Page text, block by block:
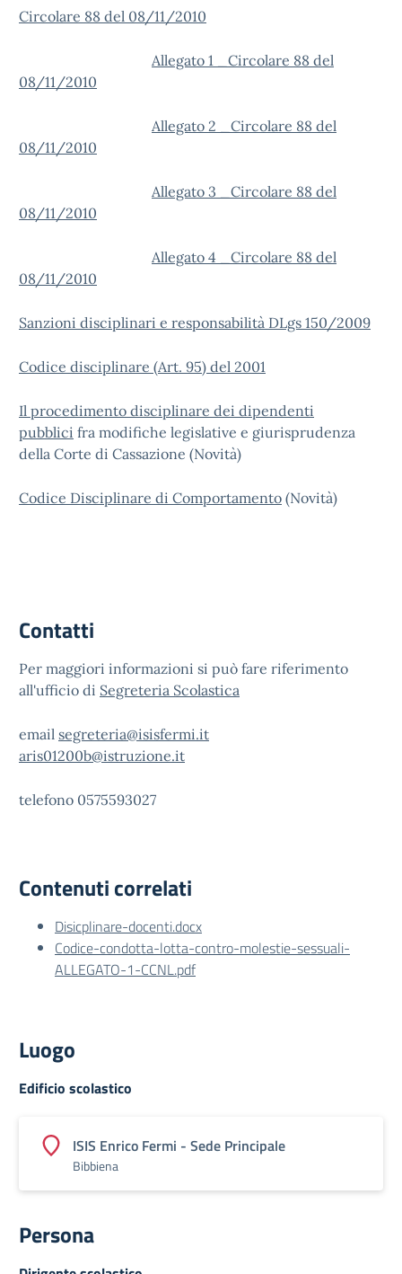
Circolare 88 del 08/11/2010
Allegato 1 _Circolare 88 del
08/11/2010
Allegato 2 _Circolare 88 del
08/11/2010
Allegato 3 _Circolare 88 del
08/11/2010
Allegato 4 _Circolare 88 del
08/11/2010
Sanzioni disciplinari e responsabilità DLgs 150/2009
Codice disciplinare (Art. 95) del 2001
Il procedimento disciplinare dei dipendenti
pubblici fra modifiche legislative e giurisprudenza
della Corte di Cassazione (Novità)
Codice Disciplinare di Comportamento (Novità)
Contatti
Per maggiori informazioni si può fare riferimento
all'ufficio di Segreteria Scolastica
email segreteria@isisfermi.it
aris01200b@istruzione.it
telefono 0575593027
Contenuti correlati
Disicplinare-docenti.docx
Codice-condotta-lotta-contro-molestie-sessuali-
ALLEGATO-1-CCNL.pdf
Luogo
Edificio scolastico
ISIS Enrico Fermi - Sede Principale
Bibbiena
Persona